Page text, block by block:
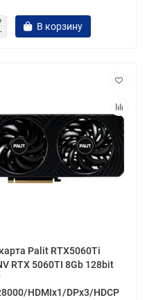
В корзину
Palit RTX5060Ti
RTX 5060TI 8Gb 128bit
HDMIx1/DPx3/HDCP